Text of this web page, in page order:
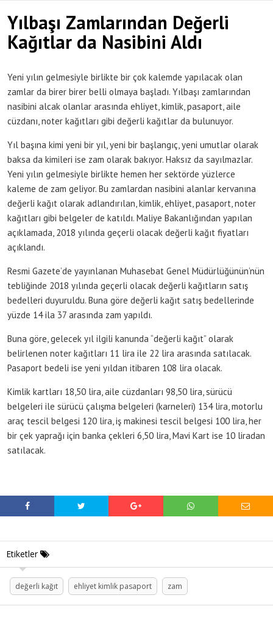
Yılbaşı Zamlarından Değerli
Kağıtlar da Nasibini Aldı
Yeni yılın gelmesiyle birlikte bir çok kalemde yapılacak olan
zamlar da birer birer belli olmaya başladı. Yılbaşı zamlarından
nasibini alcak olanlar arasında ehliyet, kimlik, pasaport, aile
cüzdanı, noter kağıtları gibi değerli kağıtlar da bulunuyor.
Yıl başına kimi yeni bir yıl, yeni bir başlangıç, yeni umutlar olarak
baksa da kimileri ise zam olarak bakıyor. Haksız da sayılmazlar.
Yeni yılın gelmesiyle birlikte hemen her sektörde yüzlerce
kaleme de zam geliyor. Bu zamlardan nasibini alanlar kervanına
değerli kağıt olarak adlandırılan, kimlik, ehliyet, pasaport, noter
kağıtları gibi belgeler de katıldı. Maliye Bakanlığından yapılan
açıklamada, 2018 yılında geçerli olacak değerli kağıt fiyatları
açıklandı.
Resmi Gazete’de yayınlanan Muhasebat Genel Müdürlüğünün’nün
tebliğinde 2018 yılında geçerli olacak değerli kağıtların satış
bedelleri duyuruldu. Buna göre değerli kağıt satış bedellerinde
yüzde 14 ila 37 arasında zam yapıldı.
Buna göre, gelecek yıl ilgili kanunda “değerli kağıt” olarak
belirlenen noter kağıtları 11 lira ile 22 lira arasında satılacak.
Pasaport bedeli ise yeni yıldan itibaren 108 lira olacak.
Kimlik kartları 18,50 lira, aile cüzdanları 98,50 lira, sürücü
belgeleri ile sürücü çalışma belgeleri (karneleri) 134 lira, motorlu
araç tescil belgesi 120 lira, iş makinesi tescil belgesi 100 lira, her
bir çek yaprağı için banka çekleri 6,50 lira, Mavi Kart ise 10 liradan
satılacak.
Etiketler
değerli kağıt ehliyet kimlik pasaport zam